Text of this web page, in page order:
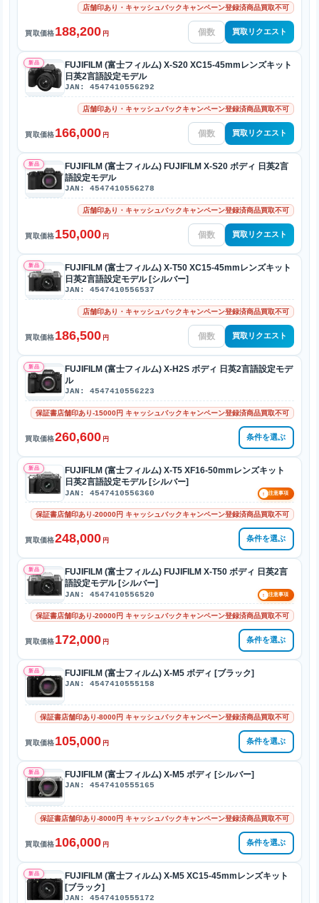
店舗印あり・キャッシュバックキャンペーン登録済商品買取不可
買取価格188,200 円 買取リクエスト
新品
FUJIFILM (富士フィルム) X-S20 XC15-45mmレンズキット
日英2言語設定モデル
JAN: 4547410556292
店舗印あり・キャッシュバックキャンペーン登録済商品買取不可
買取価格166,000 円 買取リクエスト
新品
FUJIFILM (富士フィルム) FUJIFILM X-S20 ボディ 日英2言
語設定モデル
JAN: 4547410556278
店舗印あり・キャッシュバックキャンペーン登録済商品買取不可
買取価格150,000 円 買取リクエスト
新品
FUJIFILM (富士フィルム) X-T50 XC15-45mmレンズキット
日英2言語設定モデル [シルバー]
JAN: 4547410556537
店舗印あり・キャッシュバックキャンペーン登録済商品買取不可
買取価格186,500 円 買取リクエスト
新品
FUJIFILM (富士フィルム) X-H2S ボディ 日英2言語設定モデ
ル
JAN: 4547410556223
保証書店舗印あり-15000円 キャッシュバックキャンペーン登録済商品買取不可
買取価格260,600 円 条件を選ぶ
新品
FUJIFILM (富士フィルム) X-T5 XF16-50mmレンズキット
日英2言語設定モデル [シルバー]
JAN: 4547410556360 ! 注意事項
保証書店舗印あり-20000円 キャッシュバックキャンペーン登録済商品買取不可
買取価格248,000 円 条件を選ぶ
新品
FUJIFILM (富士フィルム) FUJIFILM X-T50 ボディ 日英2言
語設定モデル [シルバー]
JAN: 4547410556520 ! 注意事項
保証書店舗印あり-20000円 キャッシュバックキャンペーン登録済商品買取不可
買取価格172,000 円 条件を選ぶ
新品 FUJIFILM (富士フィルム) X-M5 ボディ [ブラック]
JAN: 4547410555158
保証書店舗印あり-8000円 キャッシュバックキャンペーン登録済商品買取不可
買取価格105,000 円 条件を選ぶ
新品 FUJIFILM (富士フィルム) X-M5 ボディ [シルバー]
JAN: 4547410555165
保証書店舗印あり-8000円 キャッシュバックキャンペーン登録済商品買取不可
買取価格106,000 円 条件を選ぶ
新品
FUJIFILM (富士フィルム) X-M5 XC15-45mmレンズキット
[ブラック]
JAN: 4547410555172